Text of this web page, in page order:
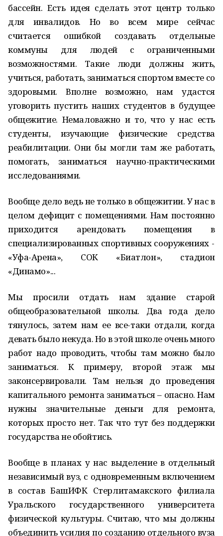
бассейн. Есть идея сделать этот центр только
для инвалидов. Но во всем мире сейчас
считается ошибкой создавать отдельные
коммуны для людей с ограниченными
возможностями. Такие люди должны жить,
учиться, работать, заниматься спортом вместе со
здоровыми. Вполне возможно, нам удастся
уговорить пустить наших студентов в будущее
общежитие. Немаловажно и то, что у нас есть
студенты, изучающие физические средства
реабилитации. Они бы могли там же работать,
помогать, заниматься научно-практическими
исследованиями.
Вообще дело ведь не только в общежитии. У нас в
целом дефицит с помещениями. Нам постоянно
приходится арендовать помещения в
специализированных спортивных сооружениях -
«Уфа-Арена», СОК «Биатлон», стадион
«Динамо»...
Мы просили отдать нам здание старой
общеобразовательной школы. Два года дело
тянулось, затем нам ее все-таки отдали, когда
девать было некуда. Но в этой школе очень много
работ надо проводить, чтобы там можно было
заниматься. К примеру, второй этаж мы
законсервировали. Там нельзя до проведения
капитального ремонта заниматься – опасно. Нам
нужны значительные деньги для ремонта,
которых просто нет. Так что тут без поддержки
государства не обойтись.
Вообще в планах у нас выделение в отдельный
независимый вуз, с одновременным включением
в состав БашИФК Стерлитамакского филиала
Уральского государственного университета
физической культуры. Считаю, что мы должны
объединить усилия по созданию отдельного вуза